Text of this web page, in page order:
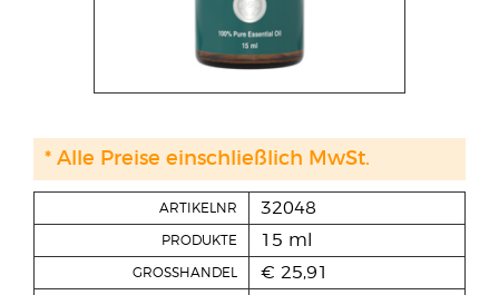
ARTIKELNR 32048
PRODUKTE 15 ml
GROSSHANDEL € 25,91
* Alle Preise einschließlich MwSt.